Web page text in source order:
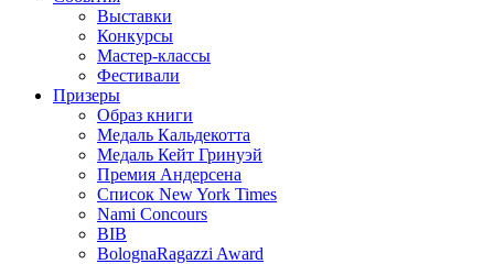
Выставки
Конкурсы
Мастер-классы
Фестивали
Призеры
Образ книги
Медаль Кальдекотта
Медаль Кейт Гринуэй
Премия Андерсена
Список New York Times
Nami Concours
BIB
BolognaRagazzi Award